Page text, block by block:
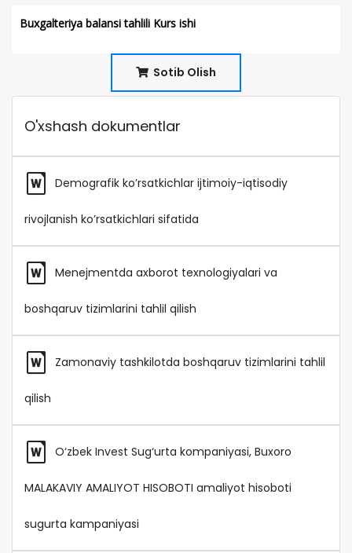
Buxgalteriya balansi tahlili Kurs ishi
Sotib Olish
O'xshash dokumentlar
Demografik ko’rsatkichlar ijtimoiy-iqtisodiy
rivojlanish ko’rsatkichlari sifatida
Menejmentda axborot texnologiyalari va
boshqaruv tizimlarini tahlil qilish
Zamonaviy tashkilotda boshqaruv tizimlarini tahlil
qilish
O‘zbek Invest Sug‘urta kompaniyasi, Buxoro
MALAKAVIY AMALIYOT HISOBOTI amaliyot hisoboti
sugurta kampaniyasi